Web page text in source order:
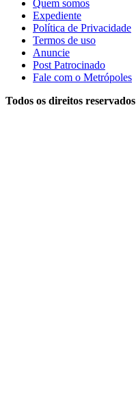
Quem somos
Expediente
Política de Privacidade
Termos de uso
Anuncie
Post Patrocinado
Fale com o Metrópoles
Todos os direitos reservados